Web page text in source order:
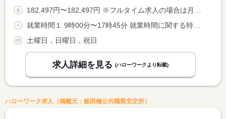
182,497円〜182,497円 ※フルタイム求人の場合は月額（換算額）、パート求人の場合は時間額を表示しています。
土曜日，日曜日，祝日
求人詳細を見る (ハローワークより転載)
ハローワーク求人（掲載元：飯田橋公共職業安定所）